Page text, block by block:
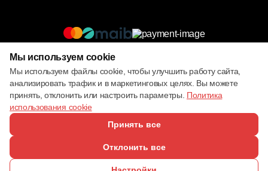
© 2013 – 2026 ECOM
Мы используем cookie
Мы используем файлы cookie, чтобы улучшить работу сайта,
анализировать трафик и в маркетинговых целях. Вы можете
принять, отклонить или настроить параметры. Политика
использования cookie
Принять все
Отклонить все